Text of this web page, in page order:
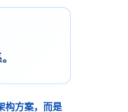
构方案，而是